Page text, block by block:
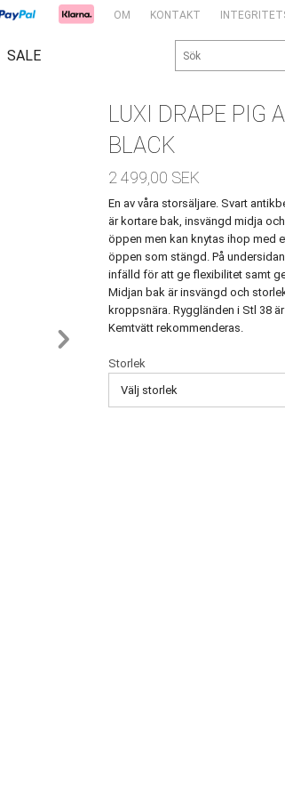
OM KONTAKT
SALE
LUXI DRAPE PIG
BLACK
2 499,00 SEK
En av våra storsäljare. Svart
är kortare bak, insvängd midja
öppen men kan knytas ihop med
öppen som stängd. På
infälld för att ge flexibilitet samt
Midjan bak är insvängd och
kroppsnära. Ryggländen i Stl 38
Kemtvätt rekommenderas.
Storlek
Välj storlek